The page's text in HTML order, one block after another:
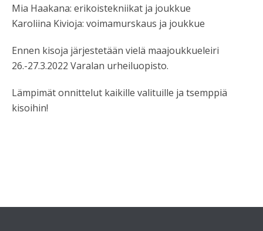
Mia Haakana: erikoistekniikat ja joukkue
Karoliina Kivioja: voimamurskaus ja joukkue
Ennen kisoja järjestetään vielä maajoukkueleiri
26.-27.3.2022 Varalan urheiluopisto.
Lämpimät onnittelut kaikille valituille ja tsemppiä
kisoihin!